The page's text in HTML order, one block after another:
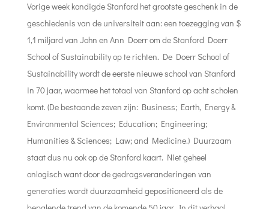
Vorige week kondigde Stanford het grootste geschenk in de
geschiedenis van de universiteit aan: een toezegging van $
1,1 miljard van John en Ann Doerr om de Stanford Doerr
School of Sustainability op te richten. De Doerr School of
Sustainability wordt de eerste nieuwe school van Stanford
in 70 jaar, waarmee het totaal van Stanford op acht scholen
komt. (De bestaande zeven zijn: Business; Earth, Energy &
Environmental Sciences; Education; Engineering;
Humanities & Sciences; Law; and Medicine.) Duurzaam
staat dus nu ook op de Stanford kaart. Niet geheel
onlogisch want door de gedragsveranderingen van
generaties wordt duurzaamheid gepositioneerd als de